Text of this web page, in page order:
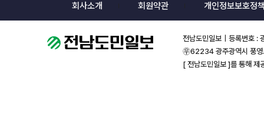
회사소개 회원약관 개인정보보호정
전남도민일보｜등록번호 :
㉾62234 광주광역시 풍
[ 전남도민일보 ]를 통해 제